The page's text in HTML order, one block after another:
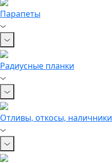
Парапеты
Радиусные планки
Отливы, откосы, наличники